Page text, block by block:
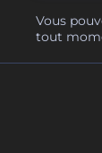
Vous
tout